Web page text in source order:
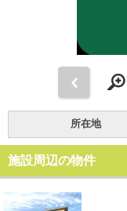
所在地
施設周辺の物件